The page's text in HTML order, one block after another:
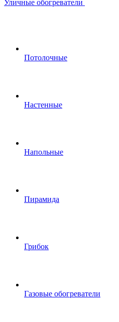
Уличные обогреватели
Потолочные
Настенные
Напольные
Пирамида
Грибок
Газовые обогреватели